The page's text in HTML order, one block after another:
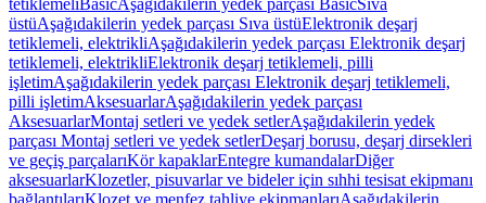
tetiklemeliBasicAşağıdakilerin yedek parçası BasicSıva
üstüAşağıdakilerin yedek parçası Sıva üstüElektronik deşarj
tetiklemeli, elektrikliAşağıdakilerin yedek parçası Elektronik deşarj
tetiklemeli, elektrikliElektronik deşarj tetiklemeli, pilli
işletimAşağıdakilerin yedek parçası Elektronik deşarj tetiklemeli,
pilli işletimAksesuarlarAşağıdakilerin yedek parçası
AksesuarlarMontaj setleri ve yedek setlerAşağıdakilerin yedek
parçası Montaj setleri ve yedek setlerDeşarj borusu, deşarj dirsekleri
ve geçiş parçalarıKör kapaklarEntegre kumandalarDiğer
aksesuarlarKlozetler, pisuvarlar ve bideler için sıhhi tesisat ekipmanı
bağlantılarıKlozet ve menfez tahliye ekipmanlarıAşağıdakilerin